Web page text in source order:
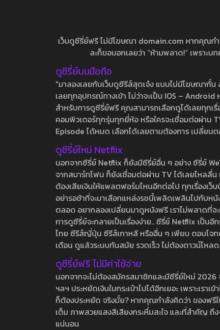
เว็บดูซีรี่ย์ฟรี ไม่มีโฆษณา domain.com หากคุณก
ละก็ขอบอกเลยว่า “ห้ามพลาด!” เพราะ
ดูซีรี่ย์บนมือถือ
"มาลองเลยกับเว็บดูซีรีส์สุดเจ๋ง แบบไม่มีโฆษณากั้
เลยทุกอุปกรณ์ทางเข้า ไม่ว่าจะเป็น IOS –
สำหรับการดูซีรี่ย์ฟรี คุณสามารถเลือกดูได้เลยทุกเ
คอมพิวเตอร์ทุกรุ่นทุกยี่ห้อ หรือใครจะเชื่อมต่อผ่าน
Episode ได้หมด เลือกได้เลยตามต้องการ เปลี่ยน
ดูซีรี่ย์ใหม่ Netflix
นอกจากซีรี่ย์ Netflix ก็ยังมีซีรี่ย์อื่น ๆ อย่าง ซีรี่ย์
จากสมาร์ทโฟน ก็ยังเชื่อมต่อผ่าน TV ได้เลยไหลลื่
ต้องเสียเงินให้แพลตฟอร์มไหนอีกต่อไป ทุกเรื่องเว็
อย่ารอช้าที่จะมาเลือกแหล่งรชนี้เพลิดเพลินไปกับห
ตลอด อยากลองเปลี่ยนมาดูหนังฟรี เราไม่พลาดที่
การดูซีรี่ย์จะกลายเป็นเรื่องง่าย.. ซีรี่ย์ Netflix เป็น
ไทย ซีรีส์ญี่ปุ่น ซีรีส์เกาหลี หรืออื่น ๆ เพียบ ตอบโจท
เดือน ดูแล้วระบบทันสมัย รวดเร็ว ไม่ต้องดาวน์โห
ดูซีรี่ย์ฟรี ไม่มีค่าใช้จ่าย
นอกจากจะไม่ต้องสมัครสมาชิกและมีซีรี่ย์ใหม่
ฯลฯ ประหยัดเงินในกระเป๋าไปได้อีกเยอะ เพราะเร
ก็ต้องประหยัด จริงมั้ย? หากคุณกำลังคิดว่า ของฟ
เต็ม ภาพสวยแสงสีเสียงกระหึ่มสะใจ และที่สำคัญ
แน่นอน